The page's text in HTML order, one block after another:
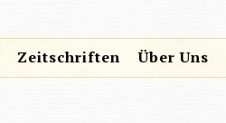
Zeitschriften Über Uns